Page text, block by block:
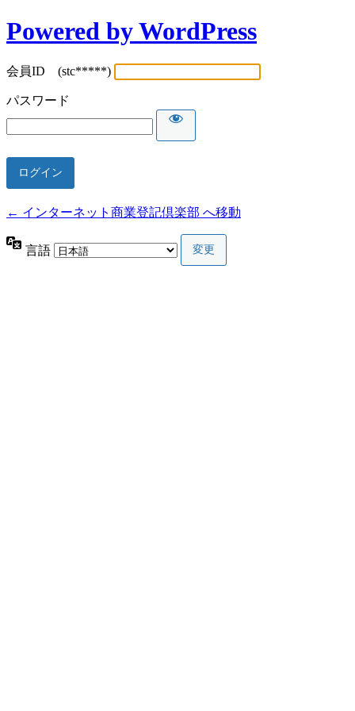
Powered by WordPress
会員ID (stc*****)
パスワード
← インターネット商業登記倶楽部 へ移動
言語